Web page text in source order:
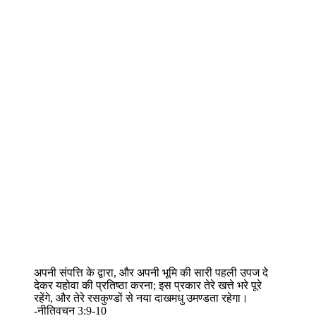
अपनी संपत्ति के द्वारा, और अपनी भूमि की सारी पहली उपज दे
देकर यहोवा की प्रतिष्ठा करना; इस प्रकार तेरे खत्ते भरे पूरे
रहेंगे, और तेरे रसकुण्डों से नया दाखमधु उमण्डता रहेगा।
-नीतिवचन 3:9-10